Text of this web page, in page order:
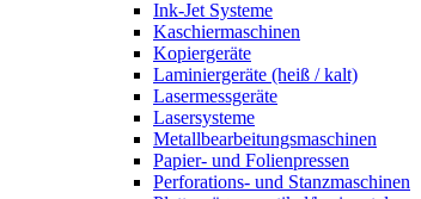
Ink-Jet Systeme
Kaschiermaschinen
Kopiergeräte
Laminiergeräte (heiß / kalt)
Lasermessgeräte
Lasersysteme
Metallbearbeitungsmaschinen
Papier- und Folienpressen
Perforations- und Stanzmaschinen